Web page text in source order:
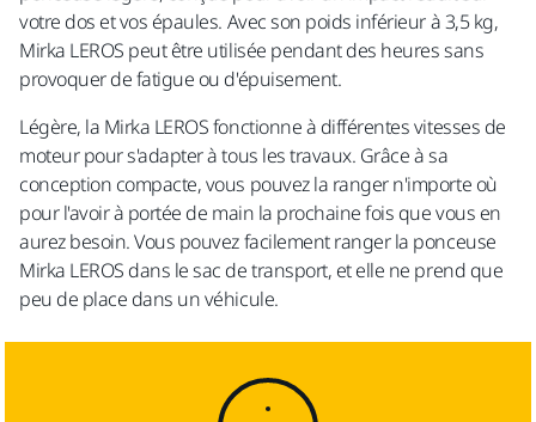
votre dos et vos épaules. Avec son poids inférieur à 3,5 kg,
Mirka LEROS peut être utilisée pendant des heures sans
provoquer de fatigue ou d'épuisement.
Légère, la Mirka LEROS fonctionne à différentes vitesses de
moteur pour s'adapter à tous les travaux. Grâce à sa
conception compacte, vous pouvez la ranger n'importe où
pour l'avoir à portée de main la prochaine fois que vous en
aurez besoin. Vous pouvez facilement ranger la ponceuse
Mirka LEROS dans le sac de transport, et elle ne prend que
peu de place dans un véhicule.